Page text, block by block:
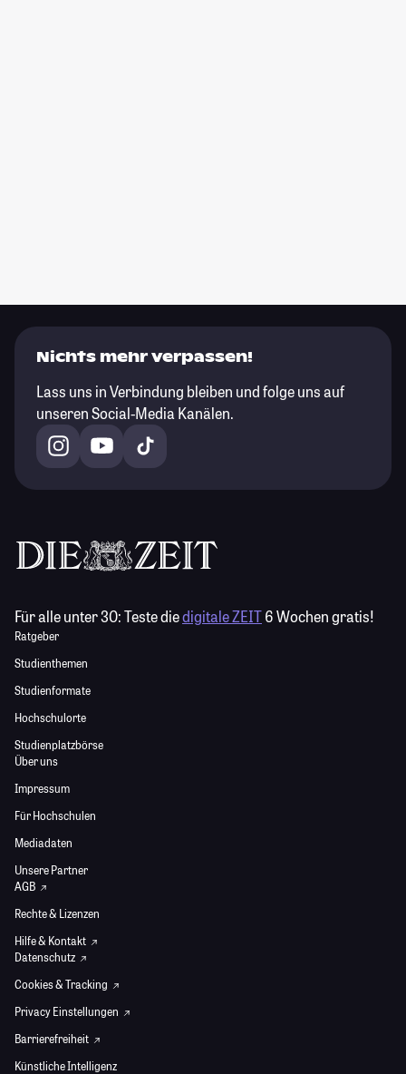
Nichts mehr verpassen!
Lass uns in Verbindung bleiben und folge uns auf
unseren Social-Media Kanälen.
Für alle unter 30:Teste diedigitale ZEIT6 Wochen gratis!
Ratgeber
Studienthemen
Studienformate
Hochschulorte
Studienplatzbörse
Über uns
Impressum
Für Hochschulen
Mediadaten
Unsere Partner
AGB
Rechte & Lizenzen
Hilfe & Kontakt
Datenschutz
Cookies & Tracking
Privacy Einstellungen
Barrierefreiheit
Künstliche Intelligenz